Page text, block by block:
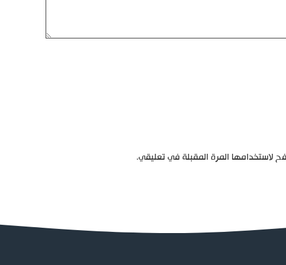
لاستخدامها المرة المقبلة في تعليقي.